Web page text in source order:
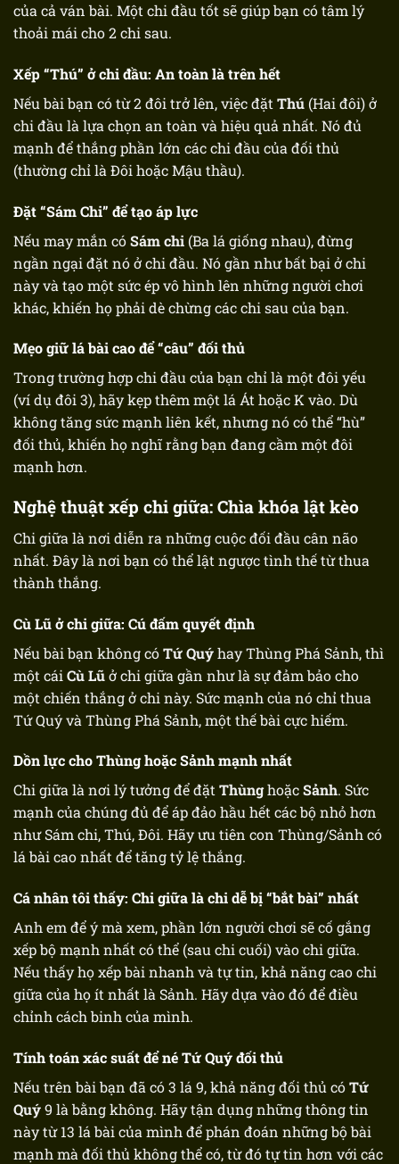
của cả ván bài. Một chi đầu tốt sẽ giúp bạn có tâm lý
thoải mái cho 2 chi sau.
Xếp “Thú” ở chi đầu: An toàn là trên hết
Nếu bài bạn có từ 2 đôi trở lên, việc đặt Thú (Hai đôi) ở
chi đầu là lựa chọn an toàn và hiệu quả nhất. Nó đủ
mạnh để thắng phần lớn các chi đầu của đối thủ
(thường chỉ là Đôi hoặc Mậu thầu).
Đặt “Sám Chi” để tạo áp lực
Nếu may mắn cóSám chi (Ba lá giống nhau), đừng
ngần ngại đặt nó ở chi đầu. Nó gần như bất bại ở chi
này và tạo một sức ép vô hình lên những người chơi
khác, khiến họ phải dè chừng các chi sau của bạn.
Mẹo giữ lá bài cao để “câu” đối thủ
Trong trường hợp chi đầu của bạn chỉ là một đôi yếu
(ví dụ đôi 3), hãy kẹp thêm một lá Át hoặc K vào. Dù
không tăng sức mạnh liên kết, nhưng nó có thể “hù”
đối thủ, khiến họ nghĩ rằng bạn đang cầm một đôi
mạnh hơn.
Nghệ thuật xếp chi giữa: Chìa khóa lật kèo
Chi giữa là nơi diễn ra những cuộc đối đầu cân não
nhất. Đây là nơi bạn có thể lật ngược tình thế từ thua
thành thắng.
Cù Lũ ở chi giữa: Cú đấm quyết định
Nếu bài bạn không cóTứ Quýhay Thùng Phá Sảnh, thì
một cái Cù Lũở chi giữa gần như là sự đảm bảo cho
một chiến thắng ở chi này. Sức mạnh của nó chỉ thua
Tứ Quý và Thùng Phá Sảnh, một thế bài cực hiếm.
Dồn lực cho Thùng hoặc Sảnh mạnh nhất
Chi giữa là nơi lý tưởng để đặtThùnghoặcSảnh. Sức
mạnh của chúng đủ để áp đảo hầu hết các bộ nhỏ hơn
như Sám chi, Thú, Đôi. Hãy ưu tiên con Thùng/Sảnh có
lá bài cao nhất để tăng tỷ lệ thắng.
Cá nhân tôi thấy: Chi giữa là chi dễ bị “bắt bài” nhất
Anh em để ý mà xem, phần lớn người chơi sẽ cố gắng
xếp bộ mạnh nhất có thể (sau chi cuối) vào chi giữa.
Nếu thấy họ xếp bài nhanh và tự tin, khả năng cao chi
giữa của họ ít nhất là Sảnh. Hãy dựa vào đó để điều
chỉnh cách binh của mình.
Tính toán xác suất để né Tứ Quý đối thủ
Nếu trên bài bạn đã có 3 lá 9, khả năng đối thủ cóTứ
Quý9 là bằng không. Hãy tận dụng những thông tin
này từ 13 lá bài của mình để phán đoán những bộ bài
mạnh mà đối thủ không thể có, từ đó tự tin hơn với các